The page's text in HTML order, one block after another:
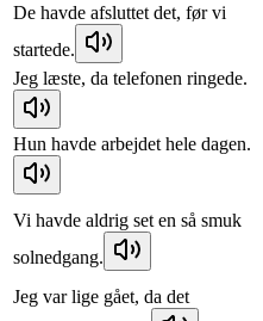
De havde afsluttet det, før vi
startede.
Jeg læste, da telefonen ringede.
Hun havde arbejdet hele dagen.
Vi havde aldrig set en så smuk
solnedgang.
Jeg var lige gået, da det